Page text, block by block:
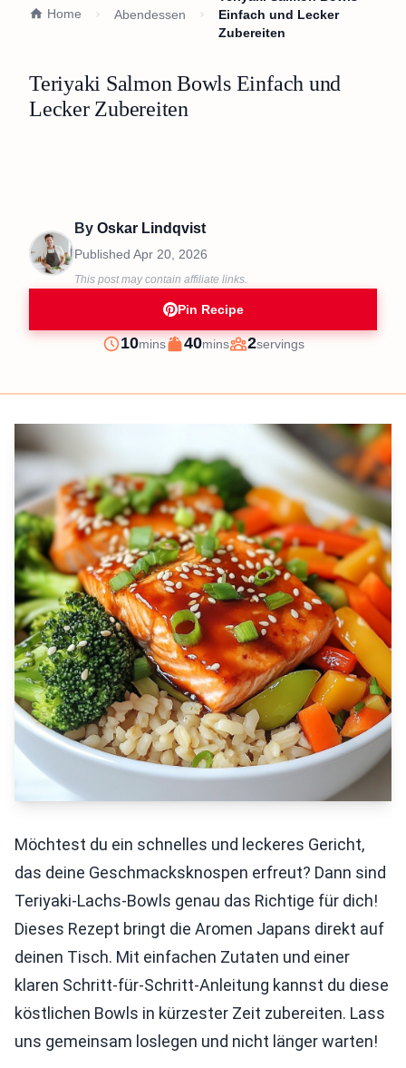
Home Abendessen
Einfach und Lecker
Zubereiten
Teriyaki Salmon Bowls Einfach und
Lecker Zubereiten
By Oskar Lindqvist
Published Apr 20, 2026
This post may contain affiliate links.
Pin Recipe
Prep
10minutes
mins
Cook
40minutes
mins
Servings
2servings
Möchtest du ein schnelles und leckeres Gericht,
das deine Geschmacksknospen erfreut? Dann sind
Teriyaki-Lachs-Bowls genau das Richtige für dich!
Dieses Rezept bringt die Aromen Japans direkt auf
deinen Tisch. Mit einfachen Zutaten und einer
klaren Schritt-für-Schritt-Anleitung kannst du diese
köstlichen Bowls in kürzester Zeit zubereiten. Lass
uns gemeinsam loslegen und nicht länger warten!